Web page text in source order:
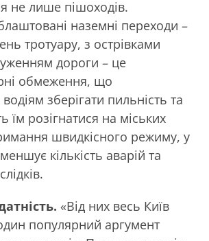
не лише пішоходів.
наземні переходи –
тротуару, з острівками
дороги – це
обмеження, що
зберігати пильність та
їм розігнатися на міських
швидкісного режиму, у
кількість аварій та
. «Від них весь Київ
популярний аргумент